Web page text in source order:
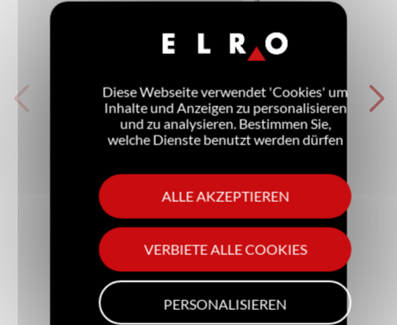
Neun Garverfahren in einem einzigen
Kochsystem
Zum Produkt
Diese Webseite verwendet 'Cookies' um
Inhalte und Anzeigen zu personalisieren
und zu analysieren. Bestimmen Sie,
welche Dienste benutzt werden dürfen
ALLE AKZEPTIEREN
VERBIETE ALLE COOKIES
PERSONALISIEREN